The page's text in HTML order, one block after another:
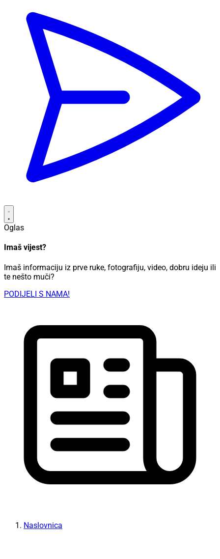
Oglas
Imaš vijest?
Imaš informaciju iz prve ruke, fotografiju, video, dobru ideju ili
te nešto muči?
PODIJELI S NAMA!
Naslovnica